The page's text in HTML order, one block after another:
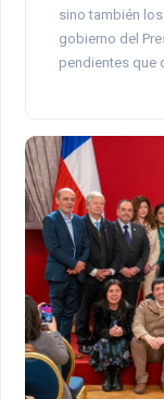
sino también
gobierno del
pendientes que